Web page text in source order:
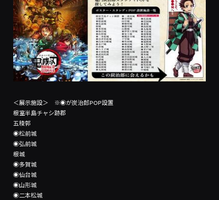
＜展示施設＞ ※◉が炭治郎POP設置
根室半島チャシ跡郡
五稜郭
◉松前城
◉弘前城
根城
◉多賀城
◉仙台城
◉山形城
◉二本松城